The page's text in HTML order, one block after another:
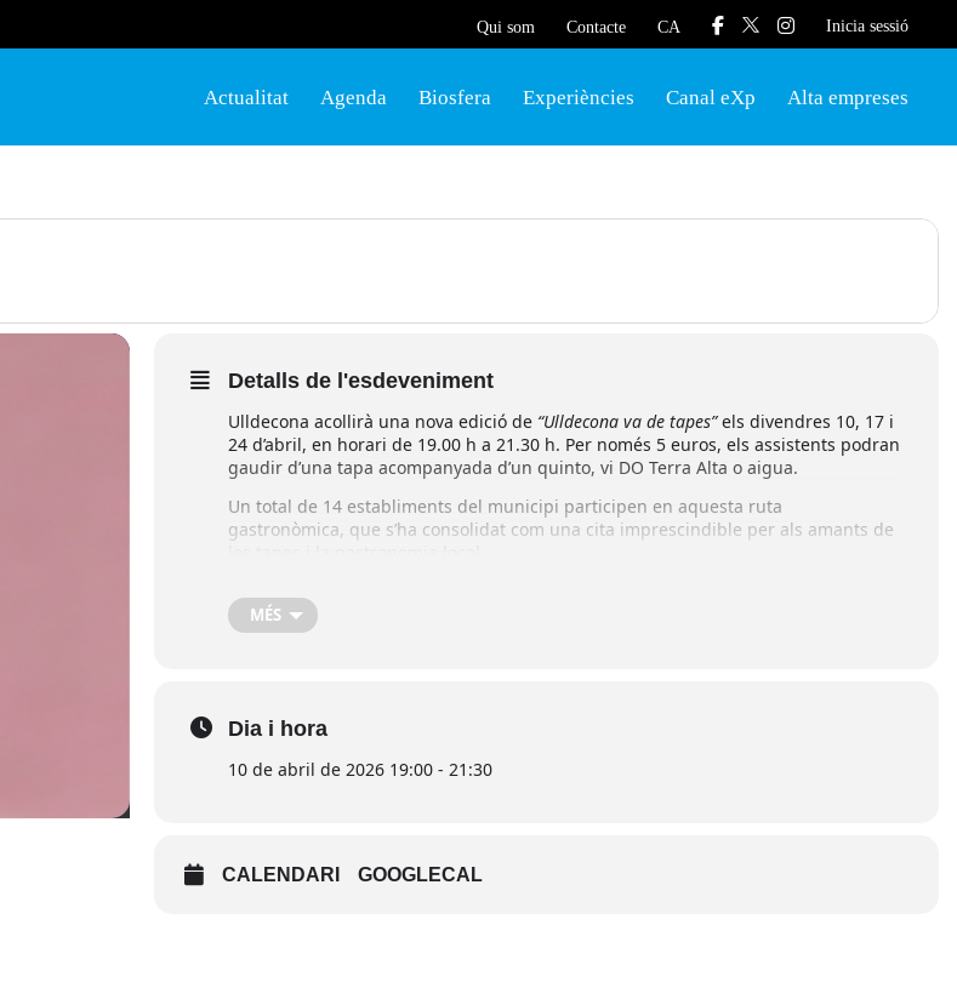
Qui som Contacte CA Inicia sessió
Actualitat Agenda Biosfera Experiències Canal eXp Alta empreses
Detalls de l'esdeveniment
Ulldecona acollirà una nova edició de “Ulldecona va de tapes”els divendres 10, 17 i
24 d’abril, en horari de 19.00 h a 21.30 h. Per només 5 euros, els assistents podran
gaudir d’una tapa acompanyada d’un quinto, vi DO Terra Alta o aigua.
Un total de 14 establiments del municipi participen en aquesta ruta
gastronòmica, que s’ha consolidat com una cita imprescindible per als amants de
restauració local.
MÉS
Dia i hora
10 de abril de 2026 19:00 - 21:30
CALENDARI GOOGLECAL